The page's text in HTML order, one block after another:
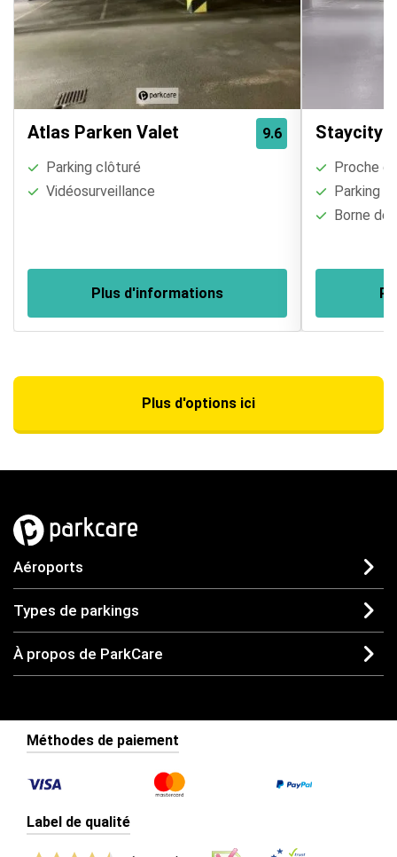
9.6
Atlas Parken Valet
Parking clôturé
Vidéosurveillance
Plus d'informations
Staycity
Proche
Parking
Borne de
Plus d'options ici
Aéroports
Types de parkings
À propos de ParkCare
Méthodes de paiement
Label de qualité